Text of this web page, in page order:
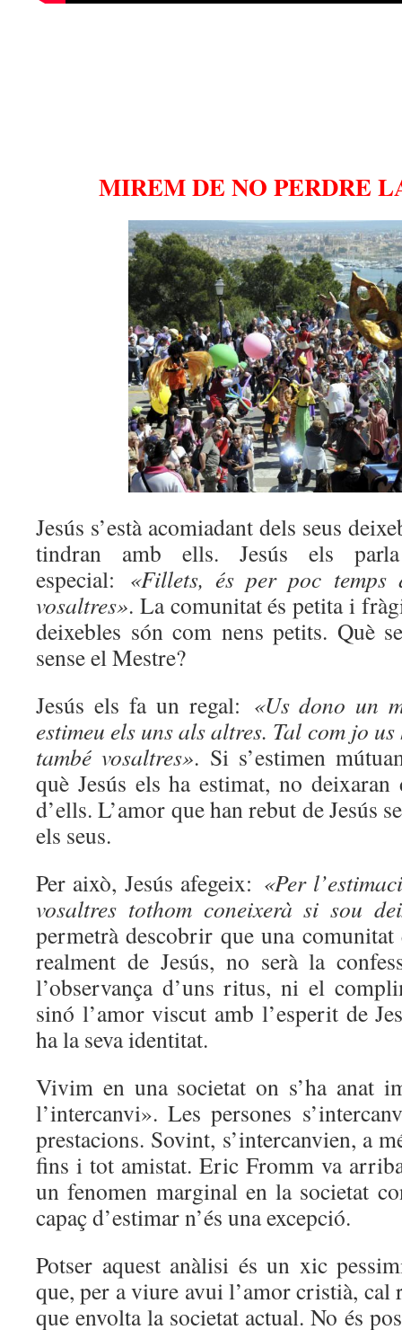
MIREM DE NO PERDRE
Jesús s’està acomiadant dels seus
tindran amb ells. Jesús els
especial: «Fillets, és per poc temps
vosaltres». La comunitat és petita i
deixebles són com nens petits. Què
sense el Mestre?
Jesús els fa un regal: «Us dono un
estimeu els uns als altres. Tal com jo
també vosaltres». Si s’estimen
què Jesús els ha estimat, no
d’ells. L’amor que han rebut de Jesús
els seus.
Per això, Jesús afegeix: «Per
vosaltres tothom coneixerà si sou
permetrà descobrir que una
realment de Jesús, no serà la
l’observança d’uns ritus, ni el
sinó l’amor viscut amb l’esperit de
ha la seva identitat.
Vivim en una societat on s’ha anat
l’intercanvi». Les persones
prestacions. Sovint, s’intercanvien, a
fins i tot amistat. Eric Fromm va
un fenomen marginal en la societat
capaç d’estimar n’és una excepció.
Potser aquest anàlisi és un xic
que, per a viure avui l’amor cristià, cal
que envolta la societat actual. No és